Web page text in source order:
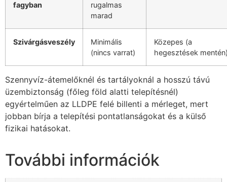
fagyban
rugalmas
marad
Szivárgásveszély
Minimális
(nincs varrat)
Közepes (a
hegesztések
Szennyvíz-átemelőknél és tartályoknál a hosszú távú
üzembiztonság (főleg föld alatti telepítésnél)
egyértelműen az LLDPE felé billenti a mérleget, mert
jobban bírja a telepítési pontatlanságokat és a külső
fizikai hatásokat.
További információk